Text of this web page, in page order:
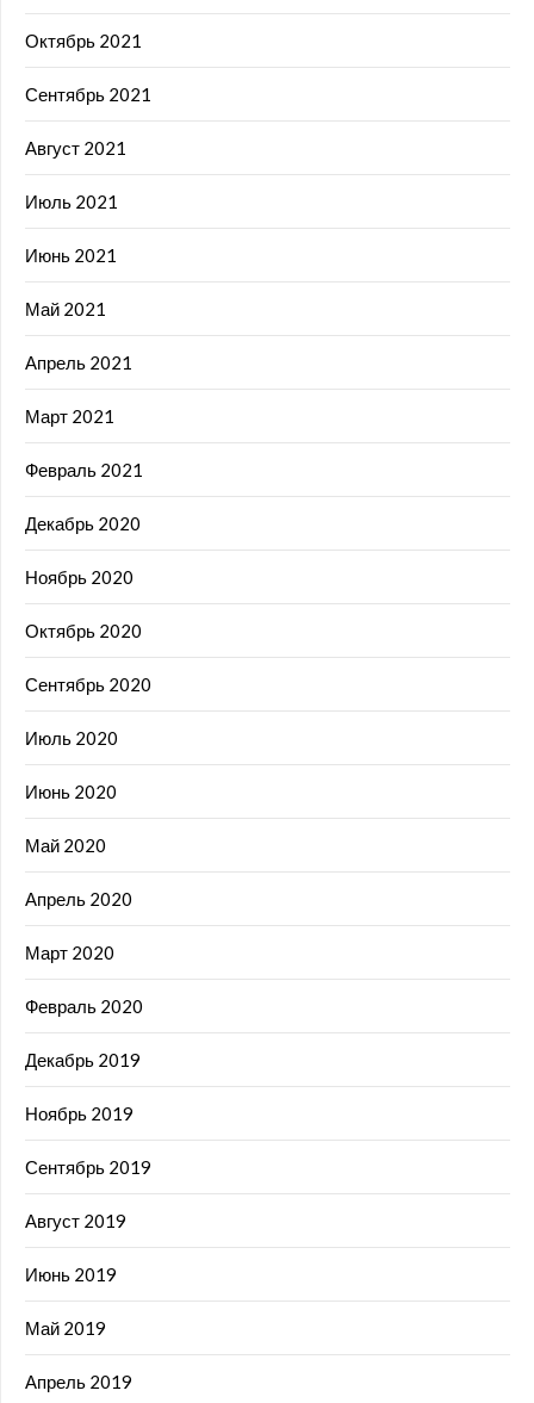
Октябрь 2021
Сентябрь 2021
Август 2021
Июль 2021
Июнь 2021
Май 2021
Апрель 2021
Март 2021
Февраль 2021
Декабрь 2020
Ноябрь 2020
Октябрь 2020
Сентябрь 2020
Июль 2020
Июнь 2020
Май 2020
Апрель 2020
Март 2020
Февраль 2020
Декабрь 2019
Ноябрь 2019
Сентябрь 2019
Август 2019
Июнь 2019
Май 2019
Апрель 2019